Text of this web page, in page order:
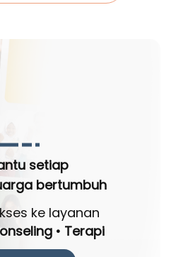
setiap
bertumbuh
ke layanan
• Terapi